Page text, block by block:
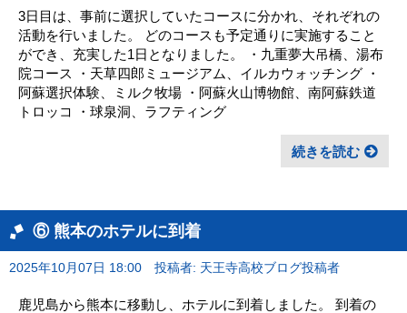
3日目は、事前に選択していたコースに分かれ、それぞれの
活動を行いました。 どのコースも予定通りに実施すること
ができ、充実した1日となりました。 ・九重夢大吊橋、湯布
院コース ・天草四郎ミュージアム、イルカウォッチング ・
阿蘇選択体験、ミルク牧場 ・阿蘇火山博物館、南阿蘇鉄道
トロッコ ・球泉洞、ラフティング
続きを読む
⑥ 熊本のホテルに到着
2025年10月07日 18:00 投稿者: 天王寺高校ブログ投稿者
鹿児島から熊本に移動し、ホテルに到着しました。 到着の